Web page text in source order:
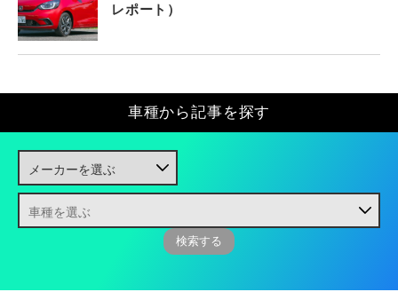
レポート）
車種から記事を探す